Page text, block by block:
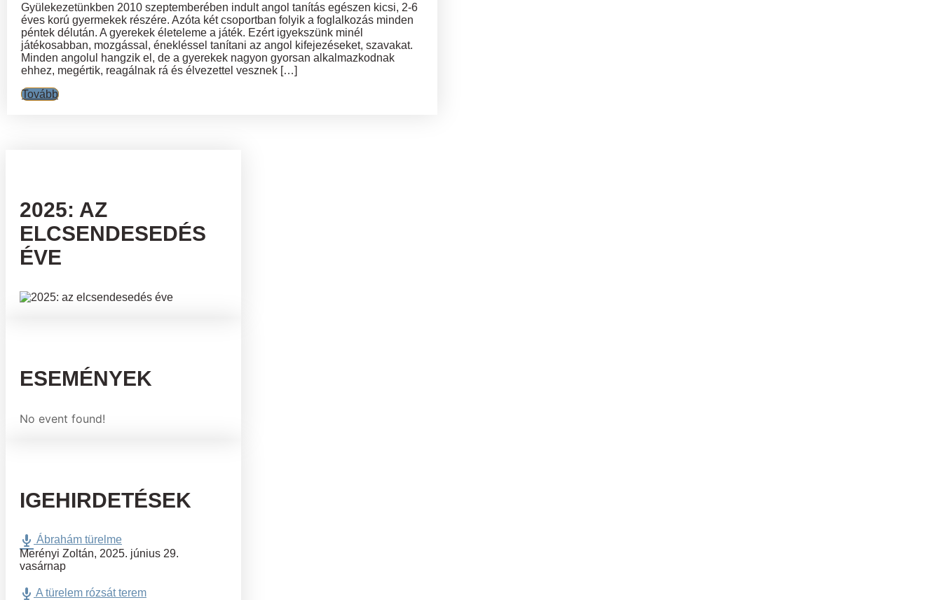
Gyülekezetünkben 2010 szeptemberében indult angol tanítás egészen kicsi, 2-6
éves korú gyermekek részére. Azóta két csoportban folyik a foglalkozás minden
péntek délután. A gyerekek életeleme a játék. Ezért igyekszünk minél
játékosabban, mozgással, énekléssel tanítani az angol kifejezéseket, szavakat.
Minden angolul hangzik el, de a gyerekek nagyon gyorsan alkalmazkodnak
ehhez, megértik, reagálnak rá és élvezettel vesznek […]
Tovább
2025: AZ
ELCSENDESEDÉS
ÉVE
ESEMÉNYEK
No event found!
IGEHIRDETÉSEK
Ábrahám türelme
Merényi Zoltán, 2025. június 29.
vasárnap
A türelem rózsát terem